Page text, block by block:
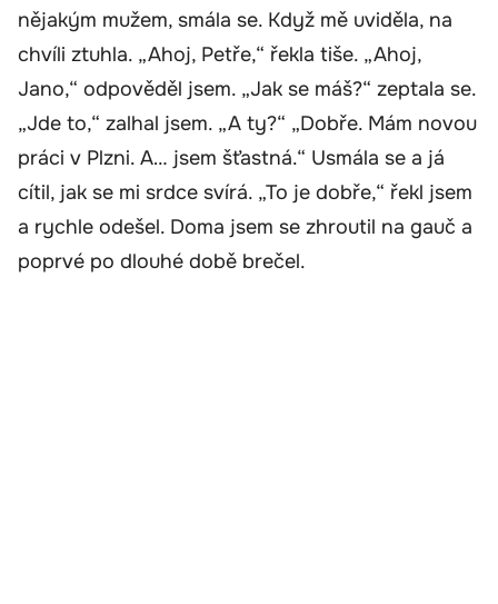
nějakým mužem, smála se. Když mě uviděla, na
chvíli ztuhla. „Ahoj, Petře,“ řekla tiše. „Ahoj,
Jano,“ odpověděl jsem. „Jak se máš?“ zeptala se.
„Jde to,“ zalhal jsem. „A ty?“ „Dobře. Mám novou
práci v Plzni. A… jsem šťastná.“ Usmála se a já
cítil, jak se mi srdce svírá. „To je dobře,“ řekl jsem
a rychle odešel. Doma jsem se zhroutil na gauč a
poprvé po dlouhé době brečel.